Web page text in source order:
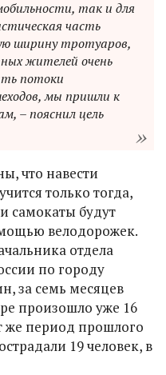
так и для
часть
ширину тротуаров,
жителей очень
потоки
мы пришли к
– пояснил цель
что навести
только тогда,
самокаты будут
велодорожек.
отдела
по городу
за семь месяцев
произошло уже 16
же период прошлого
19 человек, в